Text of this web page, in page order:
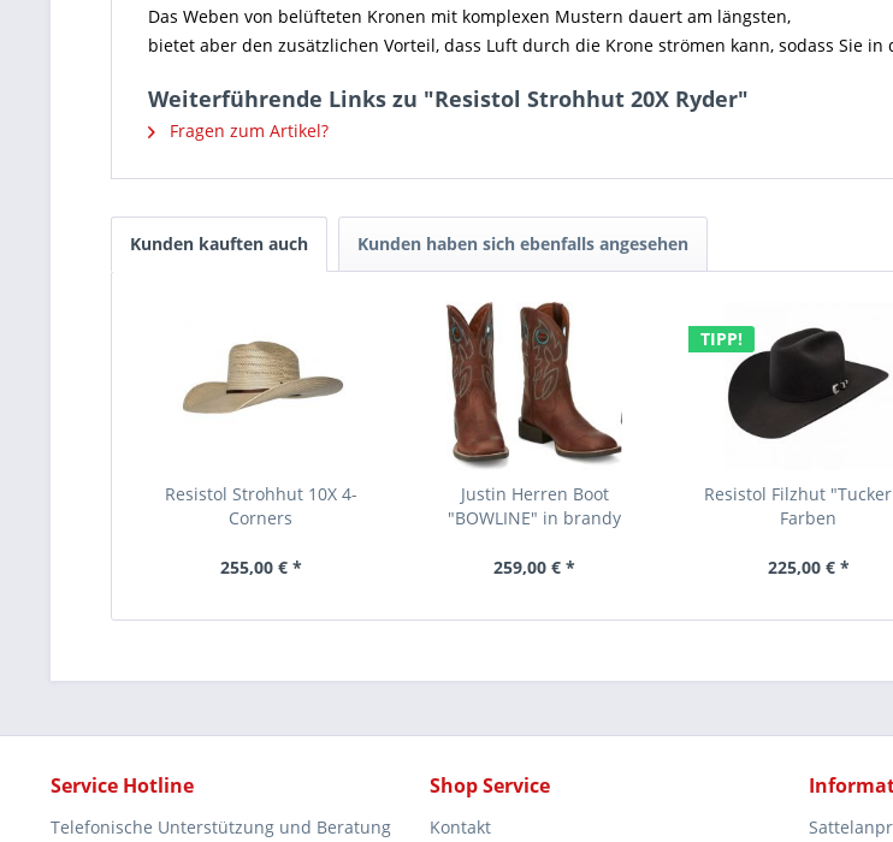
Das Weben von belüfteten Kronen mit komplexen Mustern dauert am längsten,
bietet aber den zusätzlichen Vorteil, dass Luft durch die Krone strömen kann, sodass Sie
Weiterführende Links zu "Resistol Strohhut 20X Ryder"
Fragen zum Artikel?
Kunden kauften auch Kunden haben sich ebenfalls angesehen
Resistol Strohhut 10X 4-
Corners
255,00 € *
Justin Herren Boot
"BOWLINE" in brandy
259,00 € *
TIPP!
Resistol Filzhut
Farben
225,00 € *
Service Hotline
Telefonische Unterstützung und Beratung
Shop Service
Kontakt